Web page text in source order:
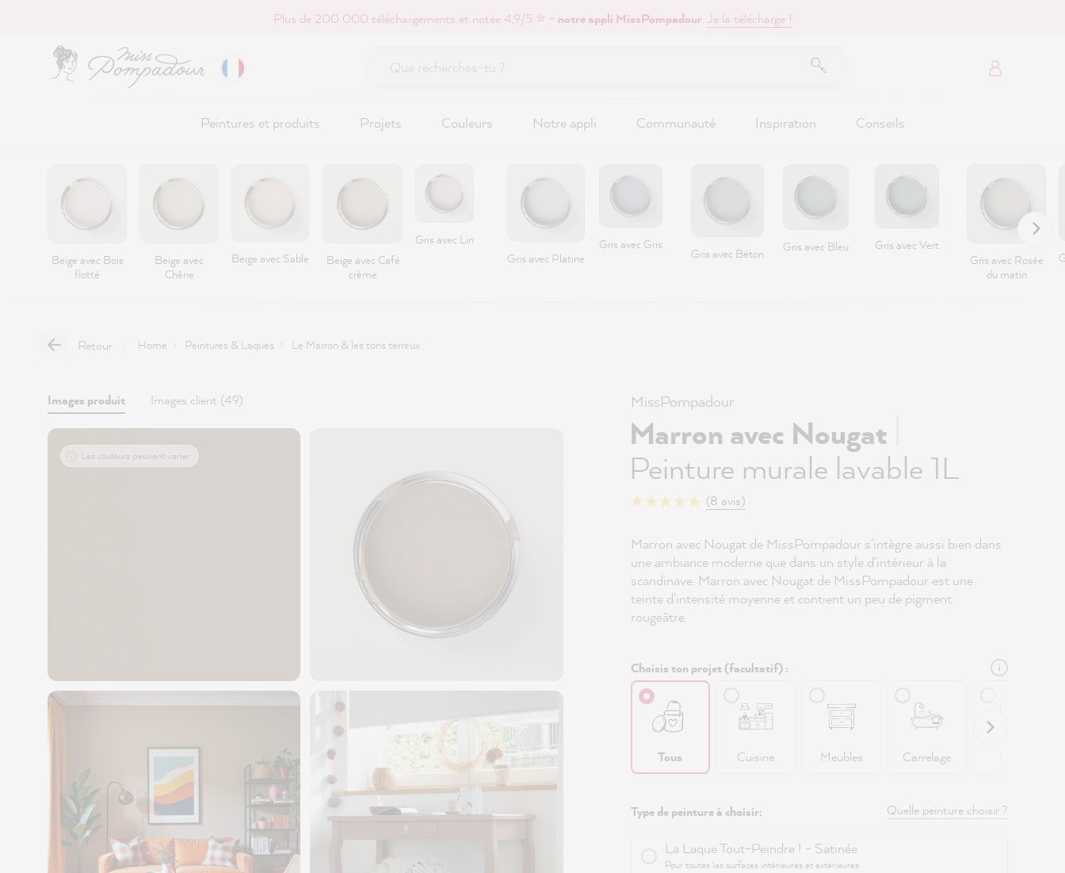
Plus de 200 000 téléchargements et notée 4,9/5 ⭐ - notre appli MissPompadour. Je la télécharge !
Peintures et produits Projets Couleurs Notre appli Communauté Inspiration Conseils
Beige avec Bois
flotté
Beige avec
Chêne
Beige avec Sable
Beige avec Café
crème
Gris avec Lin
Gris avec Platine
Gris avec Gris
Gris avec Béton Gris avec Bleu
Gris avec Vert
Gris avec Rosée
du matin
Retour Home Peintures & Laques Le Marron & les tons terreux
Images produit Images client (49)
Les couleurs peuvent varier
MissPompadour
Marron avec Nougat
Peinture murale lavable 1L
(8 avis)
Marron avec Nougat de MissPompadour s'intègre aussi bien dans
une ambiance moderne que dans un style d'intérieur à la
scandinave. Marron avec Nougat de MissPompadour est une
teinte d'intensité moyenne et contient un peu de pigment
rougeâtre.
Choisis ton projet (facultatif) :
Tous Cuisine Meubles Carrelage
Type de peinture à choisir: Quelle peinture choisir ?
La Laque Tout-Peindre ! - Satinée
Pour toutes les surfaces intérieures et extérieures